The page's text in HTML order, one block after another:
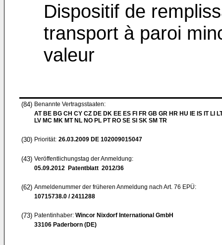
Dispositif de
transport à paroi
valeur
(84) Benannte Vertragsstaaten:
AT BE BG CH CY CZ DE DK EE ES FI FR GB GR HR HU IE IS IT LI
LV MC MK MT NL NO PL PT RO SE SI SK SM TR
(30) Priorität: 26.03.2009 DE 102009015047
(43) Veröffentlichungstag der Anmeldung:
05.09.2012 Patentblatt 2012/36
(62) Anmeldenummer der früheren Anmeldung nach Art. 76 EPÜ:
10715738.0 / 2411288
(73) Patentinhaber: Wincor Nixdorf International GmbH
33106 Paderborn (DE)